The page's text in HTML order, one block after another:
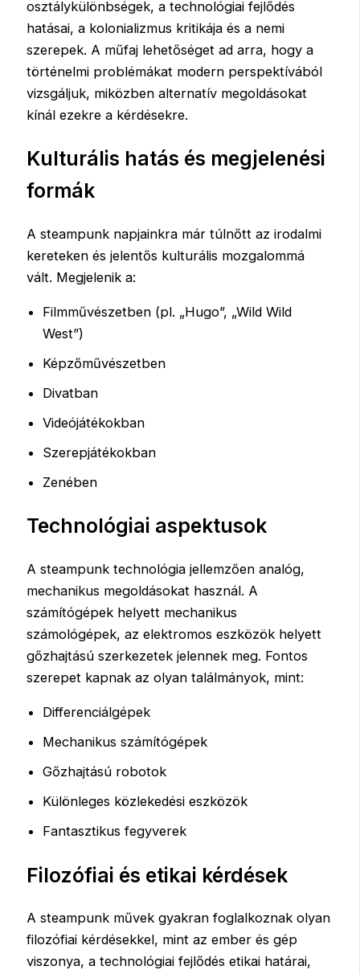
osztálykülönbségek, a technológiai fejlődés
hatásai, a kolonializmus kritikája és a nemi
szerepek. A műfaj lehetőséget ad arra, hogy a
történelmi problémákat modern perspektívából
vizsgáljuk, miközben alternatív megoldásokat
kínál ezekre a kérdésekre.
Kulturális hatás és megjelenési
formák
A steampunk napjainkra már túlnőtt az irodalmi
kereteken és jelentős kulturális mozgalommá
vált. Megjelenik a:
Filmművészetben (pl. „Hugo”, „Wild Wild
West”)
Képzőművészetben
Divatban
Videójátékokban
Szerepjátékokban
Zenében
Technológiai aspektusok
A steampunk technológia jellemzően analóg,
mechanikus megoldásokat használ. A
számítógépek helyett mechanikus
számológépek, az elektromos eszközök helyett
gőzhajtású szerkezetek jelennek meg. Fontos
szerepet kapnak az olyan találmányok, mint:
Differenciálgépek
Mechanikus számítógépek
Gőzhajtású robotok
Különleges közlekedési eszközök
Fantasztikus fegyverek
Filozófiai és etikai kérdések
A steampunk művek gyakran foglalkoznak olyan
filozófiai kérdésekkel, mint az ember és gép
viszonya, a technológiai fejlődés etikai határai,